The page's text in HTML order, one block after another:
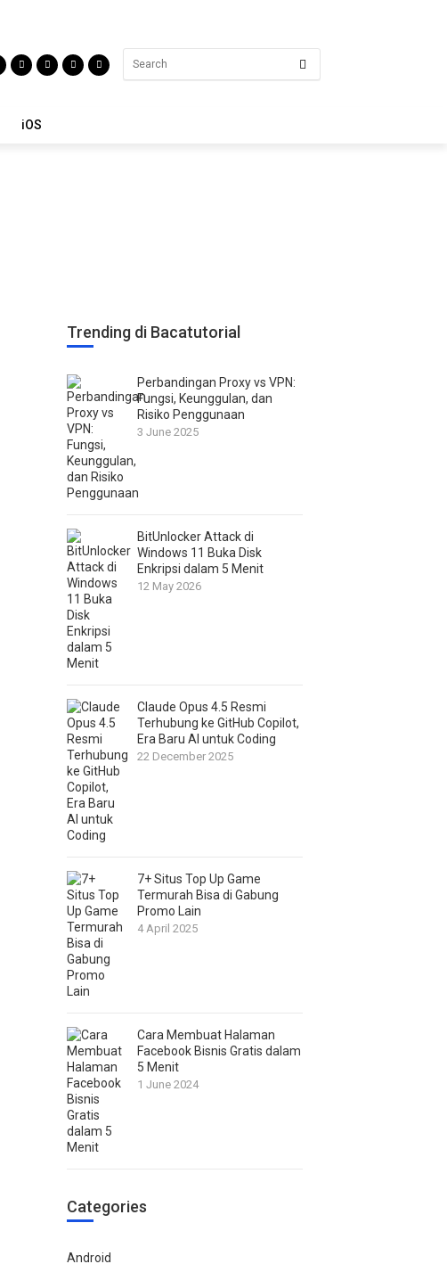
iOS
Trending di Bacatutorial
Perbandingan Proxy vs VPN:
Fungsi, Keunggulan, dan
Risiko Penggunaan
3 June 2025
BitUnlocker Attack di
Windows 11 Buka Disk
Enkripsi dalam 5 Menit
12 May 2026
Claude Opus 4.5 Resmi
Terhubung ke GitHub Copilot,
Era Baru AI untuk Coding
22 December 2025
7+ Situs Top Up Game
Termurah Bisa di Gabung
Promo Lain
4 April 2025
Cara Membuat Halaman
Facebook Bisnis Gratis dalam
5 Menit
1 June 2024
Categories
Android